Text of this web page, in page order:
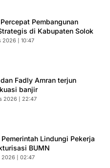
Pembangunan
di Kabupaten Solok
2026 | 10:47
Fadly Amran terjun
banjir
2026 | 22:47
Pemerintah Lindungi Pekerja
BUMN
2026 | 02:47